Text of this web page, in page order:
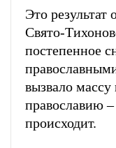
Это
Свято-
постепенное
вызвало
православию
происходит.